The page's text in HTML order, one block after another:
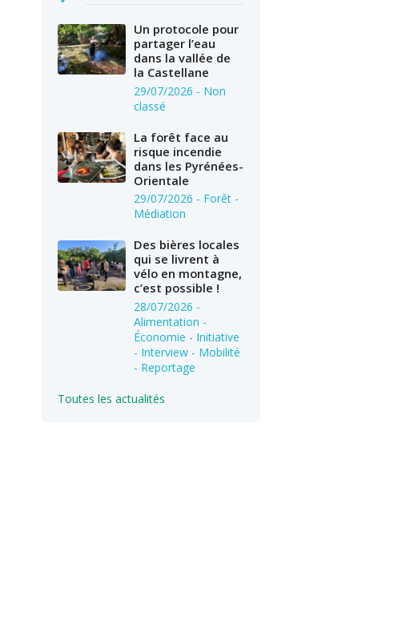
Un protocole pour
partager l’eau
dans la vallée de
la Castellane
29/07/2026 - Non
classé
La forêt face au
risque incendie
dans les Pyrénées-
Orientale
29/07/2026 - Forêt -
Médiation
Des bières locales
qui se livrent à
vélo en montagne,
c’est possible !
28/07/2026 -
Alimentation -
Économie - Initiative
- Interview - Mobilité
- Reportage
Toutes les actualités